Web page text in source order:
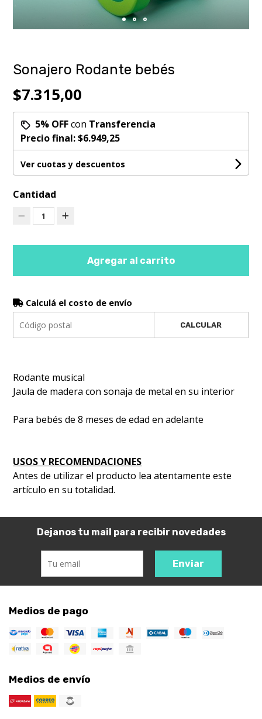
Sonajero Rodante bebés
$7.315,00
5% OFFcon Transferencia
Precio final:$6.949,25
Ver cuotas y descuentos
Cantidad
1
Agregar al carrito
Calculá el costo de envío
CALCULAR
Rodante musical
Jaula de madera con sonaja de metal en su interior
Para bebés de 8 meses de edad en adelante
USOS Y RECOMENDACIONES
Antes de utilizar el producto lea atentamente este
artículo en su totalidad.
Dejanos tu mail para recibir novedades
Enviar
Medios de pago
Medios de envío